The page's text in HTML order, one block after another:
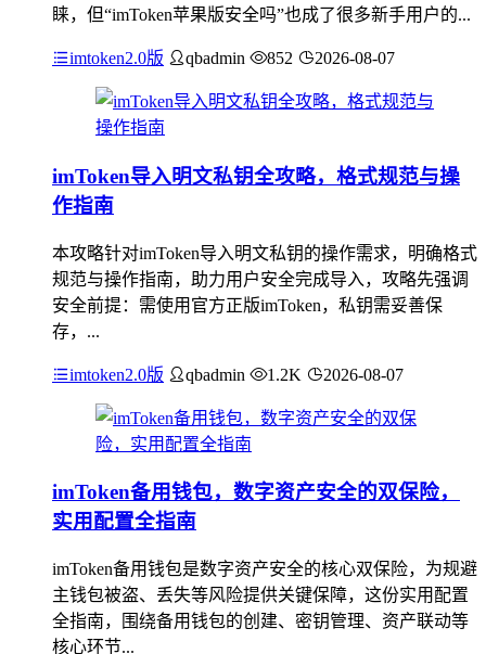
睐，但“imToken苹果版安全吗”也成了很多新手用户的...
imtoken2.0版 qbadmin 852 2026-08-07
imToken导入明文私钥全攻略，格式规范与操
作指南
本攻略针对imToken导入明文私钥的操作需求，明确格式
规范与操作指南，助力用户安全完成导入，攻略先强调
安全前提：需使用官方正版imToken，私钥需妥善保
存，...
imtoken2.0版 qbadmin 1.2K 2026-08-07
imToken备用钱包，数字资产安全的双保险，
实用配置全指南
imToken备用钱包是数字资产安全的核心双保险，为规避
主钱包被盗、丢失等风险提供关键保障，这份实用配置
全指南，围绕备用钱包的创建、密钥管理、资产联动等
核心环节...